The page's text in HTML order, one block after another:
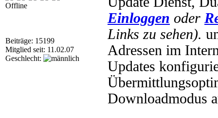
Offline
Beiträge: 15199
Mitglied seit: 11.02.07
Geschlecht:
Einloggen oder
Links zu sehen).
Adressen im
Updates
Downloadmodus